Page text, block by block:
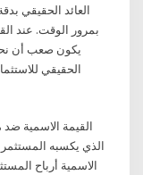
العائد الحقيقي
بمرور الوقت. عند
يكون صعب أن
الحقيقي
القيمة الاسمية ضد
الذي يكسبه
الاسمية أرباح